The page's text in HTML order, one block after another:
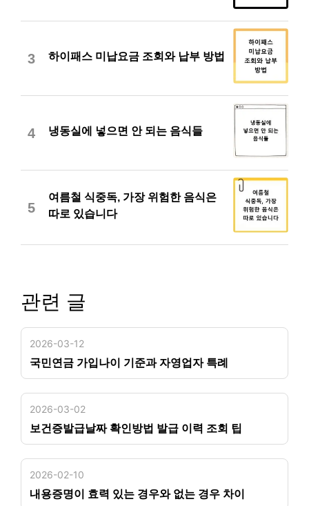
3 하이패스 미납요금 조회와 납부 방법
4 냉동실에 넣으면 안 되는 음식들
5
여름철 식중독, 가장 위험한 음식은
따로 있습니다
관련 글
2026-03-12
국민연금 가입나이 기준과 자영업자 특례
2026-03-02
보건증발급날짜 확인방법 발급 이력 조회 팁
2026-02-10
내용증명이 효력 있는 경우와 없는 경우 차이